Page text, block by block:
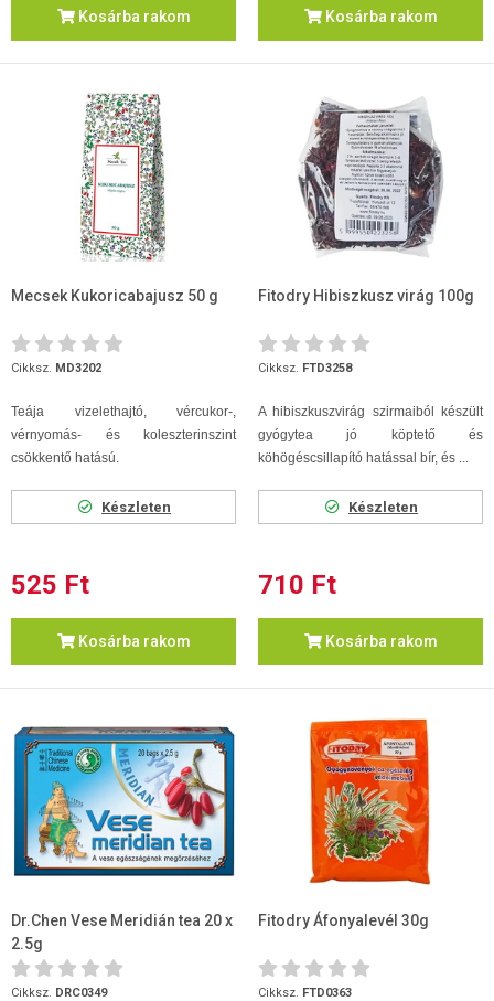
Kosárba rakom Kosárba rakom
Mecsek Kukoricabajusz 50 g
Cikksz. MD3202
Teája vizelethajtó, vércukor-,
vérnyomás- és koleszterinszint
csökkentő hatású.
Készleten
525 Ft
Kosárba rakom
Fitodry Hibiszkusz virág 100g
Cikksz. FTD3258
A hibiszkuszvirág szirmaiból készült
gyógytea jó köptető és
köhögéscsillapító hatással bír, és ...
Készleten
710 Ft
Kosárba rakom
Dr.Chen Vese Meridián tea 20 x
2.5g
Cikksz. DRC0349
Fitodry Áfonyalevél 30g
Cikksz. FTD0363